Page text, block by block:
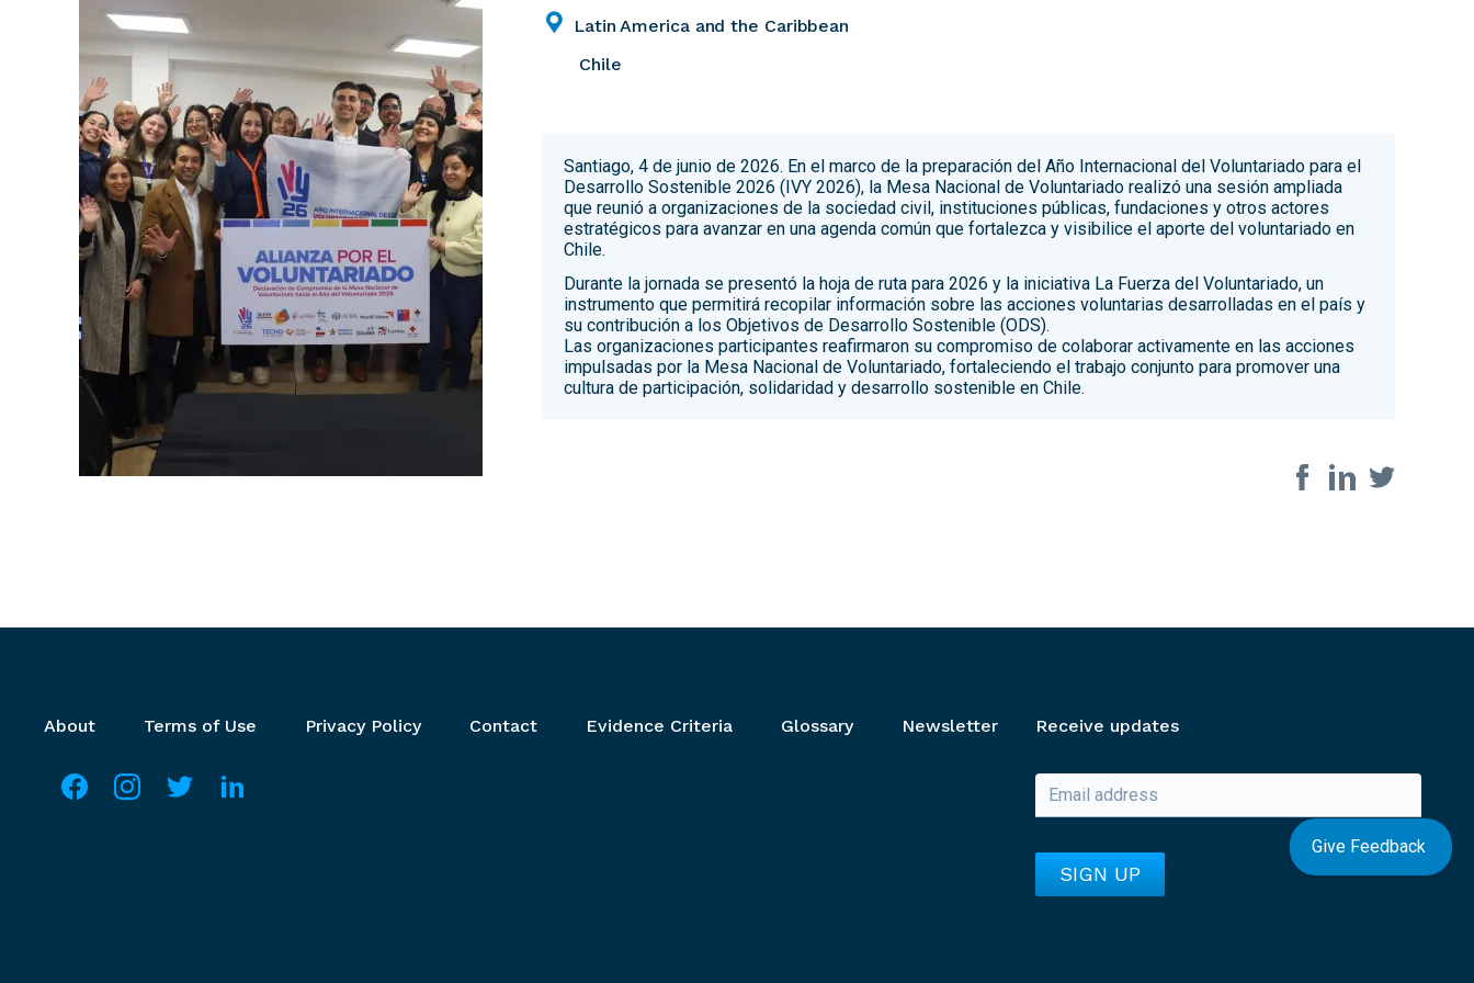
Latin America and the Caribbean
Chile
Santiago, 4 de junio de 2026. En el marco de la preparación del Año Internacional del Voluntariado para el
Desarrollo Sostenible 2026 (IVY 2026), la Mesa Nacional de Voluntariado realizó una sesión ampliada
que reunió a organizaciones de la sociedad civil, instituciones públicas, fundaciones y otros actores
estratégicos para avanzar en una agenda común que fortalezca y visibilice el aporte del voluntariado en
Chile.
Durante la jornada se presentó la hoja de ruta para 2026 y la iniciativa La Fuerza del Voluntariado, un
instrumento que permitirá recopilar información sobre las acciones voluntarias desarrolladas en el país y
su contribución a los Objetivos de Desarrollo Sostenible (ODS).
Las organizaciones participantes reafirmaron su compromiso de colaborar activamente en las acciones
impulsadas por la Mesa Nacional de Voluntariado, fortaleciendo el trabajo conjunto para promover una
cultura de participación, solidaridad y desarrollo sostenible en Chile.
Share on
Give Feedback
Footer menu
About Terms of Use Privacy Policy Contact Evidence Criteria Glossary Newsletter
Social media
Receive updates